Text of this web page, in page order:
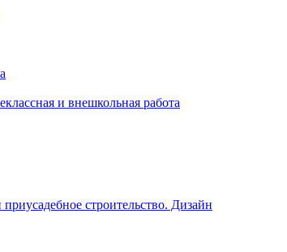
и внешкольная работа
строительство. Дизайн